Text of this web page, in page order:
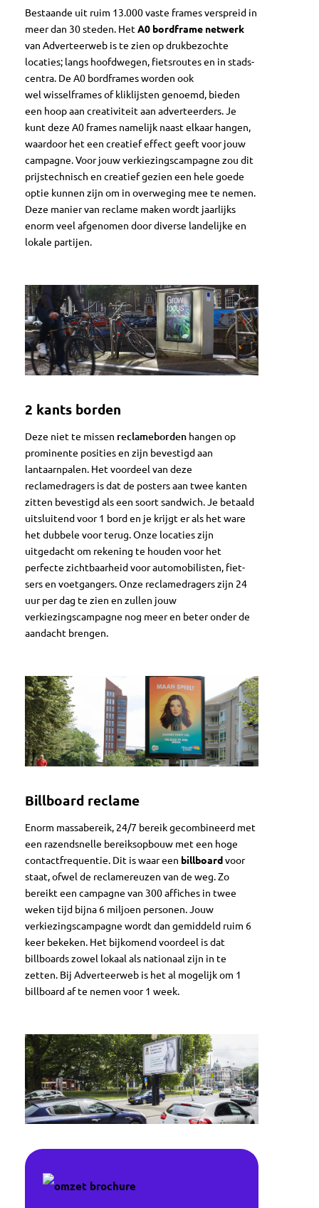
Bestaande uit ruim 13.000 vaste frames verspreid in
meer dan 30 ste­den. HetA0 bordframe netwerk
van Adverteerweb is te zien op druk­be­zochte
locaties; langs hoofd­we­gen, fiet­sroutes en in stad­s­
cen­tra. De A0 bordframes worden ook
wel wisselframes of kliklijsten genoemd, bieden
een hoop aan creativiteit aan adverteerders. Je
kunt deze A0 frames namelijk naast elkaar hangen,
waardoor het een creatief effect geeft voor jouw
campagne. Voor jouw verkiezingscampagne zou dit
prijstechnisch en creatief gezien een hele goede
optie kunnen zijn om in overweging mee te nemen.
Deze manier van reclame maken wordt jaarlijks
enorm veel afgenomen door diverse landelijke en
lokale partijen.
2 kants borden
Deze niet te mis­sen reclamebor­den hangen op
prominente posi­ties en zijn beves­tigd aan
lantaarnpalen. Het voordeel van deze
reclamedragers is dat de posters aan twee kanten
zitten bevestigd als een soort sandwich. Je betaald
uitsluitend voor 1 bord en je krijgt er als het ware
het dubbele voor terug. Onze locaties zijn
uitgedacht om rekening te houden voor het
perfecte zicht­baarheid voor auto­mo­bilis­ten, fiet­
sers en voet­gangers. Onze reclamedragers zijn 24
uur per dag te zien en zullen jouw
verkiezingscampagne nog meer en beter onder de
aandacht brengen.
Billboard reclame
Enorm massabereik, 24/7 bereik gecombineerd met
een razendsnelle bereiksopbouw met een hoge
contactfrequentie. Dit is waar een billboardvoor
staat, ofwel de reclamereuzen van de weg. Zo
bereikt een campagne van 300 affiches in twee
weken tijd bijna 6 miljoen personen. Jouw
verkiezingscampagne wordt dan gemiddeld ruim 6
keer bekeken. Het bijkomend voordeel is dat
billboards zowel lokaal als nationaal zijn in te
zetten. Bij Adverteerweb is het al mogelijk om 1
billboard af te nemen voor 1 week.